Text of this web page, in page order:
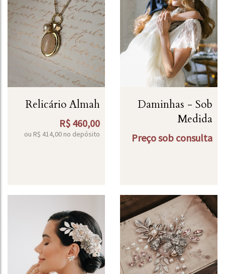
Relicário Almah
R$ 460,00
ou R$ 414,00 no depósito
Daminhas - Sob
Medida
Preço sob consulta